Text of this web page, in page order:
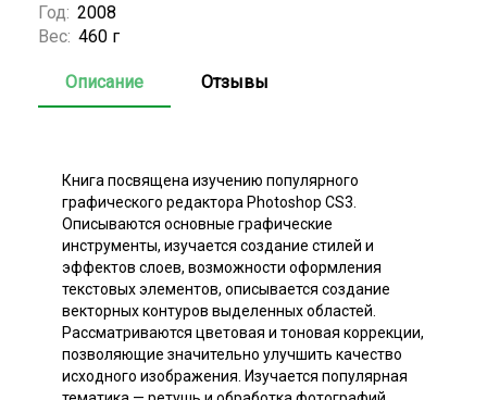
Год: 2008
Вес: 460 г
Описание Отзывы
Книга посвящена изучению популярного
графического редактора Photoshop CS3.
Описываются основные графические
инструменты, изучается создание стилей и
эффектов слоев, возможности оформления
текстовых элементов, описывается создание
векторных контуров выделенных областей.
Рассматриваются цветовая и тоновая коррекции,
позволяющие значительно улучшить качество
исходного изображения. Изучается популярная